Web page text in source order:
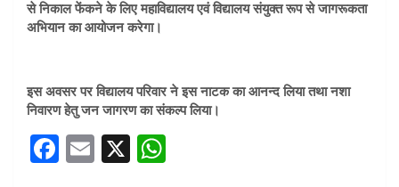
से निकाल फेंकने के लिए महाविद्यालय एवं विद्यालय संयुक्त रूप से जागरूकता
अभियान का आयोजन करेगा।
इस अवसर पर विद्यालय परिवार ने इस नाटक का आनन्द लिया तथा नशा
निवारण हेतु जन जागरण का संकल्प लिया।
F
E
X